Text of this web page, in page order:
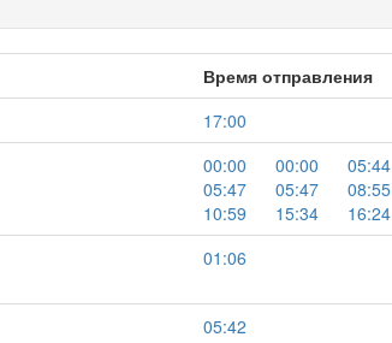
Время отправления
17:00
00:00 00:00
05:44
05:47
05:47
08:55
10:59
15:34
16:24
01:06
05:42